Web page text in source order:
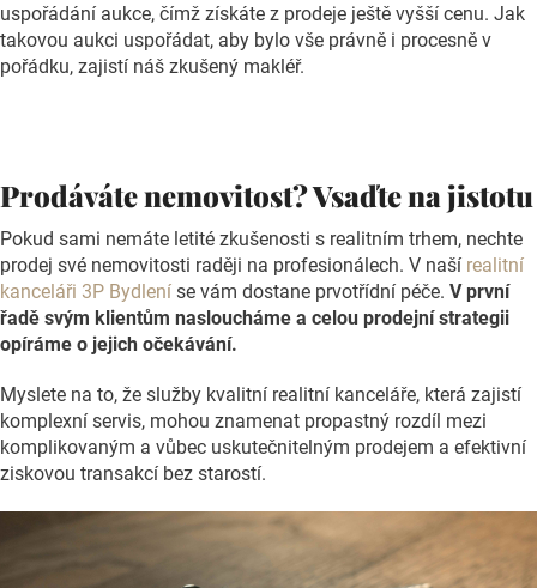
uspořádání aukce, čímž získáte z prodeje ještě vyšší cenu. Jak
takovou aukci uspořádat, aby bylo vše právně i procesně v
pořádku, zajistí náš zkušený makléř.
Prodáváte nemovitost? Vsaďte na jistotu
Pokud sami nemáte letité zkušenosti s realitním trhem, nechte
prodej své nemovitosti raději na profesionálech. V naší realitní
kanceláři 3P Bydlení se vám dostane prvotřídní péče. V první
řadě svým klientům nasloucháme a celou prodejní strategii
opíráme o jejich očekávání.
Myslete na to, že služby kvalitní realitní kanceláře, která zajistí
komplexní servis, mohou znamenat propastný rozdíl mezi
komplikovaným a vůbec uskutečnitelným prodejem a efektivní
ziskovou transakcí bez starostí.